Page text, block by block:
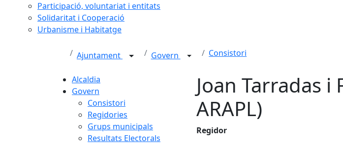
Participació, voluntariat i entitats
Solidaritat i Cooperació
Urbanisme i Habitatge
Ajuntament Govern Consistori
Alcaldia
Govern
Consistori
Regidories
Grups municipals
Resultats Electorals
Joan Tarradas i
ARAPL)
Regidor